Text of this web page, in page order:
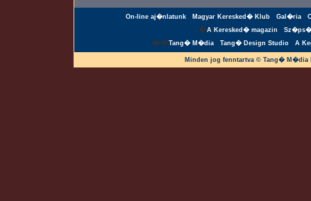
On-line aj�nlatunk Magyar Keresked� Klub Gal�ria
�A Keresked� magazin
��Tang� M�dia Tang� Design Studio A
Minden jog fenntartva © Tang�